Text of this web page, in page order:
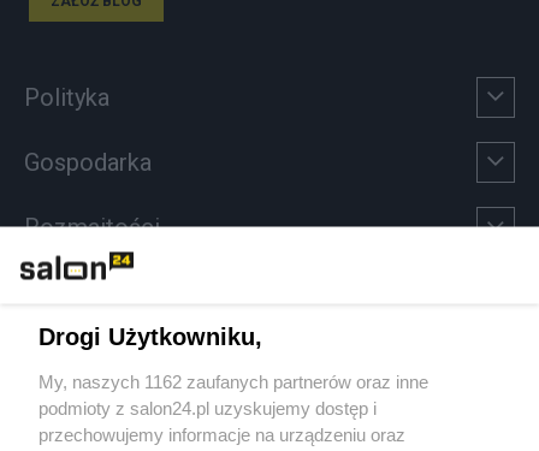
Polityka
Gospodarka
Rozmaitości
Sport
Społeczeństwo
Drogi Użytkowniku,
My, naszych 1162 zaufanych partnerów oraz inne
podmioty z salon24.pl uzyskujemy dostęp i
przechowujemy informacje na urządzeniu oraz